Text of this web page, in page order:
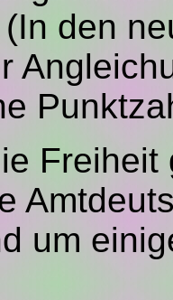
den
um